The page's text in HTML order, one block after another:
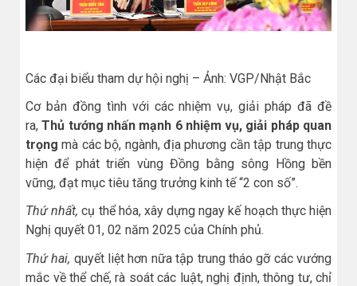
Các đại biểu tham dự hội nghị – Ảnh: VGP/Nhật Bắc
Cơ bản đồng tình với các nhiệm vụ, giải pháp đã đề
ra,Thủ tướng nhấn mạnh 6 nhiệm vụ, giải pháp quan
trọng mà các bộ, ngành, địa phương cần tập trung thực
hiện để phát triển vùng Đồng bằng sông Hồng bền
vững, đạt mục tiêu tăng trưởng kinh tế “2 con số”.
Thứ nhất, cụ thể hóa, xây dựng ngay kế hoạch thực hiện
Nghị quyết 01, 02 năm 2025 của Chính phủ.
Thứ hai, quyết liệt hơn nữa tập trung tháo gỡ các vướng
mắc về thể chế, rà soát các luật, nghị định, thông tư, chỉ